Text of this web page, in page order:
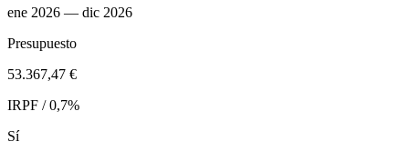
ene 2026 — dic 2026
Presupuesto
53.367,47 €
IRPF / 0,7%
Sí